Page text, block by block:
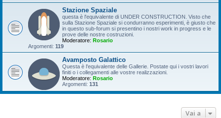
Stazione Spaziale
questa è l'equivalente di UNDER CONSTRUCTION. Visto che
sulla Stazione Spaziale si condurranno esperimenti, è giusto che
in questo sub-forum si presentino i nostri work in progress e le
prove delle nostre costruzioni.
Moderatore: Rosario
Argomenti: 119
Avamposto Galattico
Questa è l'equivalente delle Gallerie. Postate qui i vostri lavori
finiti o i collegamenti alle vostre realizzazioni.
Moderatore: Rosario
Argomenti: 131
Vai a